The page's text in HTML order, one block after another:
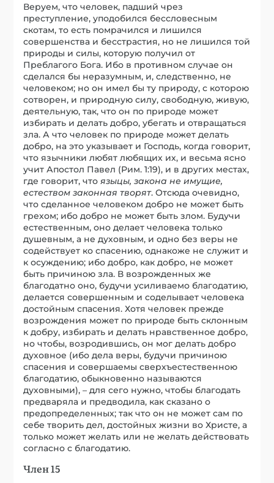
Веруем, что человек, падший чрез
преступление, уподобился бессловесным
скотам, то есть помрачился и лишился
совершенства и бесстрастия, но не лишился той
природы и силы, которую получил от
Преблагого Бога. Ибо в противном случае он
сделался бы неразумным, и, следственно, не
человеком; но он имел бы ту природу, с которою
сотворен, и природную силу, свободную, живую,
деятельную, так, что он по природе может
избирать и делать добро, убегать и отвращаться
зла. А что человек по природе может делать
добро, на это указывает и Господь, когда говорит,
что язычники любят любящих их, и весьма ясно
учит Апостол Павел (Рим. 1:19), и в других местах,
где говорит, чтоязыцы, закона не имущие,
естеством законная творят. Отсюда очевидно,
что сделанное человеком добро не может быть
грехом; ибо добро не может быть злом. Будучи
естественным, оно делает человека только
душевным, а не духовным, и одно без веры не
содействует ко спасению, однакоже не служит и
к осуждению; ибо добро, как добро, не может
быть причиною зла. В возрожденных же
благодатно оно, будучи усиливаемо благодатию,
делается совершенным и соделывает человека
достойным спасения. Хотя человек прежде
возрождения может по природе быть склонным
к добру, избирать и делать нравственное добро,
но чтобы, возродившись, он мог делать добро
духовное (ибо дела веры, будучи причиною
спасения и совершаемы сверхъестественною
благодатию, обыкновенно называются
духовными), – для сего нужно, чтобы благодать
предваряла и предводила, как сказано о
предопределенных; так что он не может сам по
себе творить дел, достойных жизни во Христе, а
только может желать или не желать действовать
согласно с благодатию.
Член 15